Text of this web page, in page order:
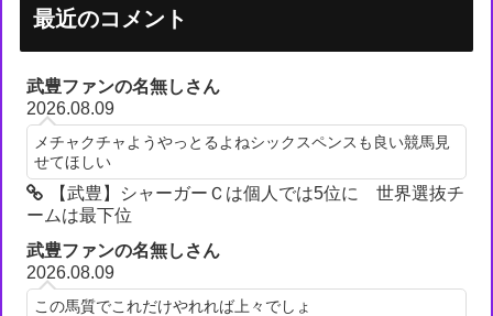
最近のコメント
武豊ファンの名無しさん
2026.08.09
メチャクチャようやっとるよねシックスペンスも良い競馬見
せてほしい
【武豊】シャーガーＣは個人では5位に 世界選抜チ
ームは最下位
武豊ファンの名無しさん
2026.08.09
この馬質でこれだけやれれば上々でしょ